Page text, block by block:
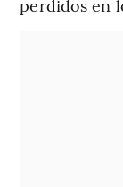
perdidos en